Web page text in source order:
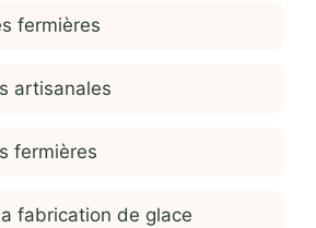
fermières
artisanales
fermières
fabrication de glace